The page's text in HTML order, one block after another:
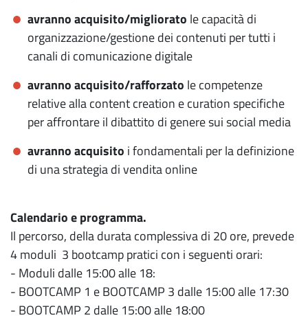
avranno acquisito/migliorato le capacità di
organizzazione/gestione dei contenuti per tutti i
canali di comunicazione digitale
avranno acquisito/rafforzato le competenze
relative alla content creation e curation specifiche
per affrontare il dibattito di genere sui social media
avranno acquisito i fondamentali per la definizione
di una strategia di vendita online
Calendario e programma.
Il percorso, della durata complessiva di 20 ore, prevede
4 moduli 3 bootcamp pratici con i seguenti orari:
- Moduli dalle 15:00 alle 18:
- BOOTCAMP 1 e BOOTCAMP 3 dalle 15:00 alle 17:30
- BOOTCAMP 2 dalle 15:00 alle 18:00